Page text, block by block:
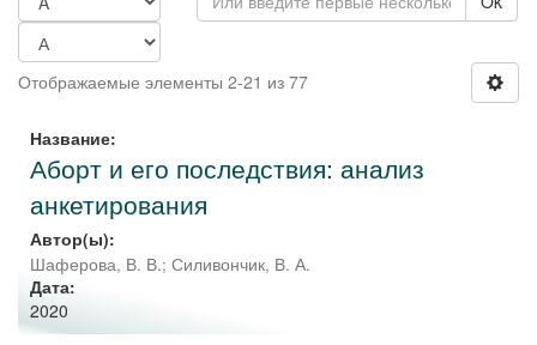
Отображаемые элементы 2-21 из 77
Название:
Аборт и его последствия: анализ
анкетирования
Автор(ы):
Шаферова, В. В.; Силивончик, В. А.
Дата:
2020